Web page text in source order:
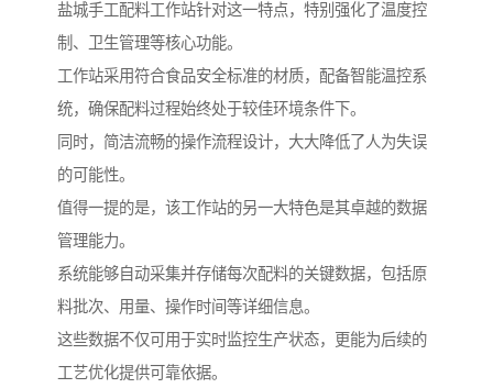
盐城手工配料工作站针对这一特点，特别强化了温度控
制、卫生管理等核心功能。
工作站采用符合食品安全标准的材质，配备智能温控系
统，确保配料过程始终处于较佳环境条件下。
同时，简洁流畅的操作流程设计，大大降低了人为失误
的可能性。
值得一提的是，该工作站的另一大特色是其卓越的数据
管理能力。
系统能够自动采集并存储每次配料的关键数据，包括原
料批次、用量、操作时间等详细信息。
这些数据不仅可用于实时监控生产状态，更能为后续的
工艺优化提供可靠依据。